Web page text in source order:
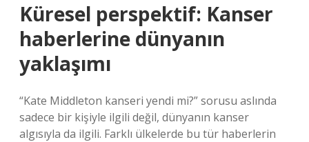
Küresel perspektif: Kanser
haberlerine dünyanın
yaklaşımı
“Kate Middleton kanseri yendi mi?” sorusu aslında
sadece bir kişiyle ilgili değil, dünyanın kanser
algısıyla da ilgili. Farklı ülkelerde bu tür haberlerin